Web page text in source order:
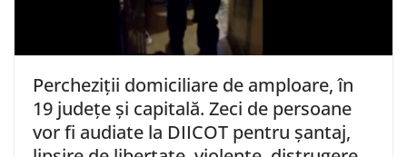
Percheziții domiciliare de amploare, în
19 județe și capitală. Zeci de persoane
vor fi audiate la DIICOT pentru șantaj,